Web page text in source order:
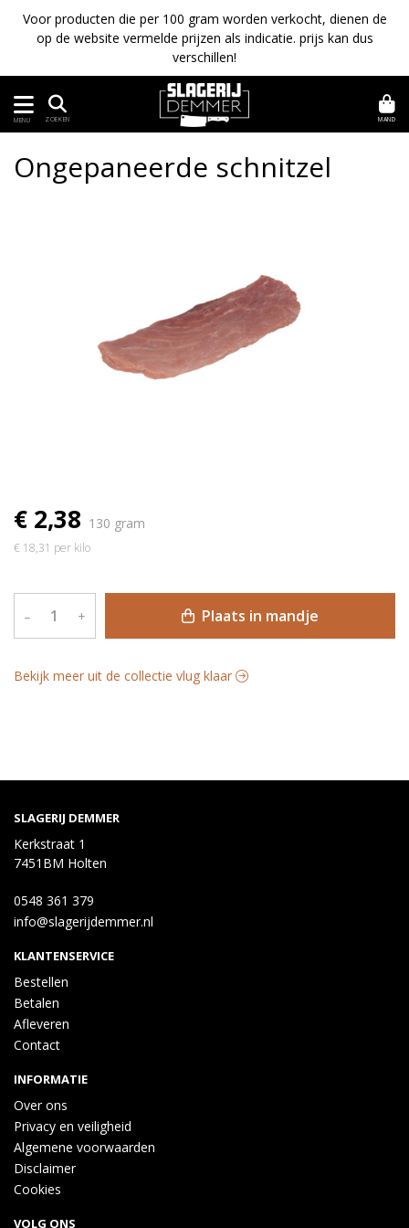
Voor producten die per 100 gram worden verkocht, dienen de
op de website vermelde prijzen als indicatie. prijs kan dus
verschillen!
MENU ZOEKEN MAND
Ongepaneerde schnitzel
€ 2,38 130 gram
€ 18,31 per kilo
– + Plaats in mandje
Bekijk meer uit de collectie vlug klaar
SLAGERIJ DEMMER
Kerkstraat 1
7451BM Holten
0548 361 379
info@slagerijdemmer.nl
KLANTENSERVICE
Bestellen
Betalen
Afleveren
Contact
INFORMATIE
Over ons
Privacy en veiligheid
Algemene voorwaarden
Disclaimer
Cookies
VOLG ONS